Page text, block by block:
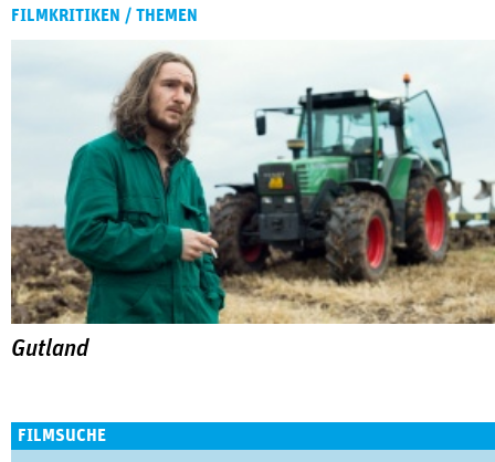
FILMKRITIKEN / THEMEN
Gutland
FILMSUCHE